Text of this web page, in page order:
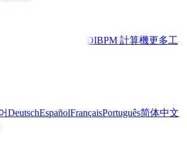
輯器 AI 音訊轉MIDIBPM 計算機更多工
DeutschEspañolFrançaisPortuguês简体中文